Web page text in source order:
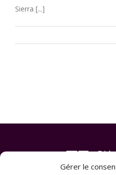
Gérer le
Sierra [...]